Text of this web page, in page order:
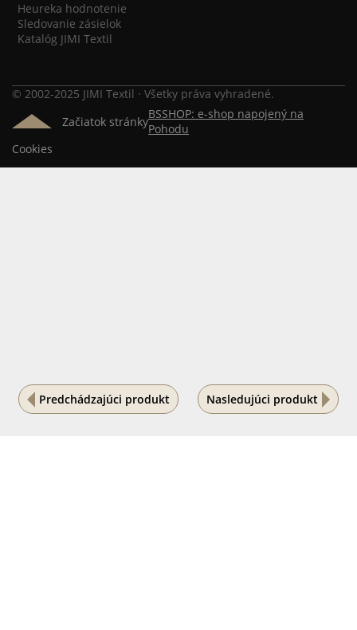
Predchádzajúci produkt Nasledujúci produkt
Heureka hodnotenie
Sledovanie zásielok
Katalóg JIMI Textil
© 2002-2025 JIMI Textil · Všetky práva vyhradené.
Začiatok stránkyBSSHOP: e-shop napojený na
Pohodu
Cookies